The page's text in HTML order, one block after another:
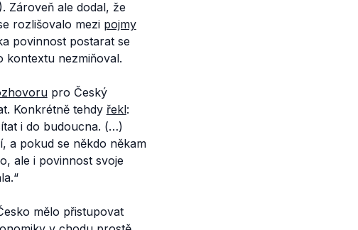
Zároveň ale dodal, že
rozlišovalo mezi pojmy
povinnost postarat se
kontextu nezmiňoval.
pro Český
Konkrétně tehdy řekl:
i do budoucna. (…)
a pokud se někdo někam
ale i povinnost svoje
mělo přistupovat